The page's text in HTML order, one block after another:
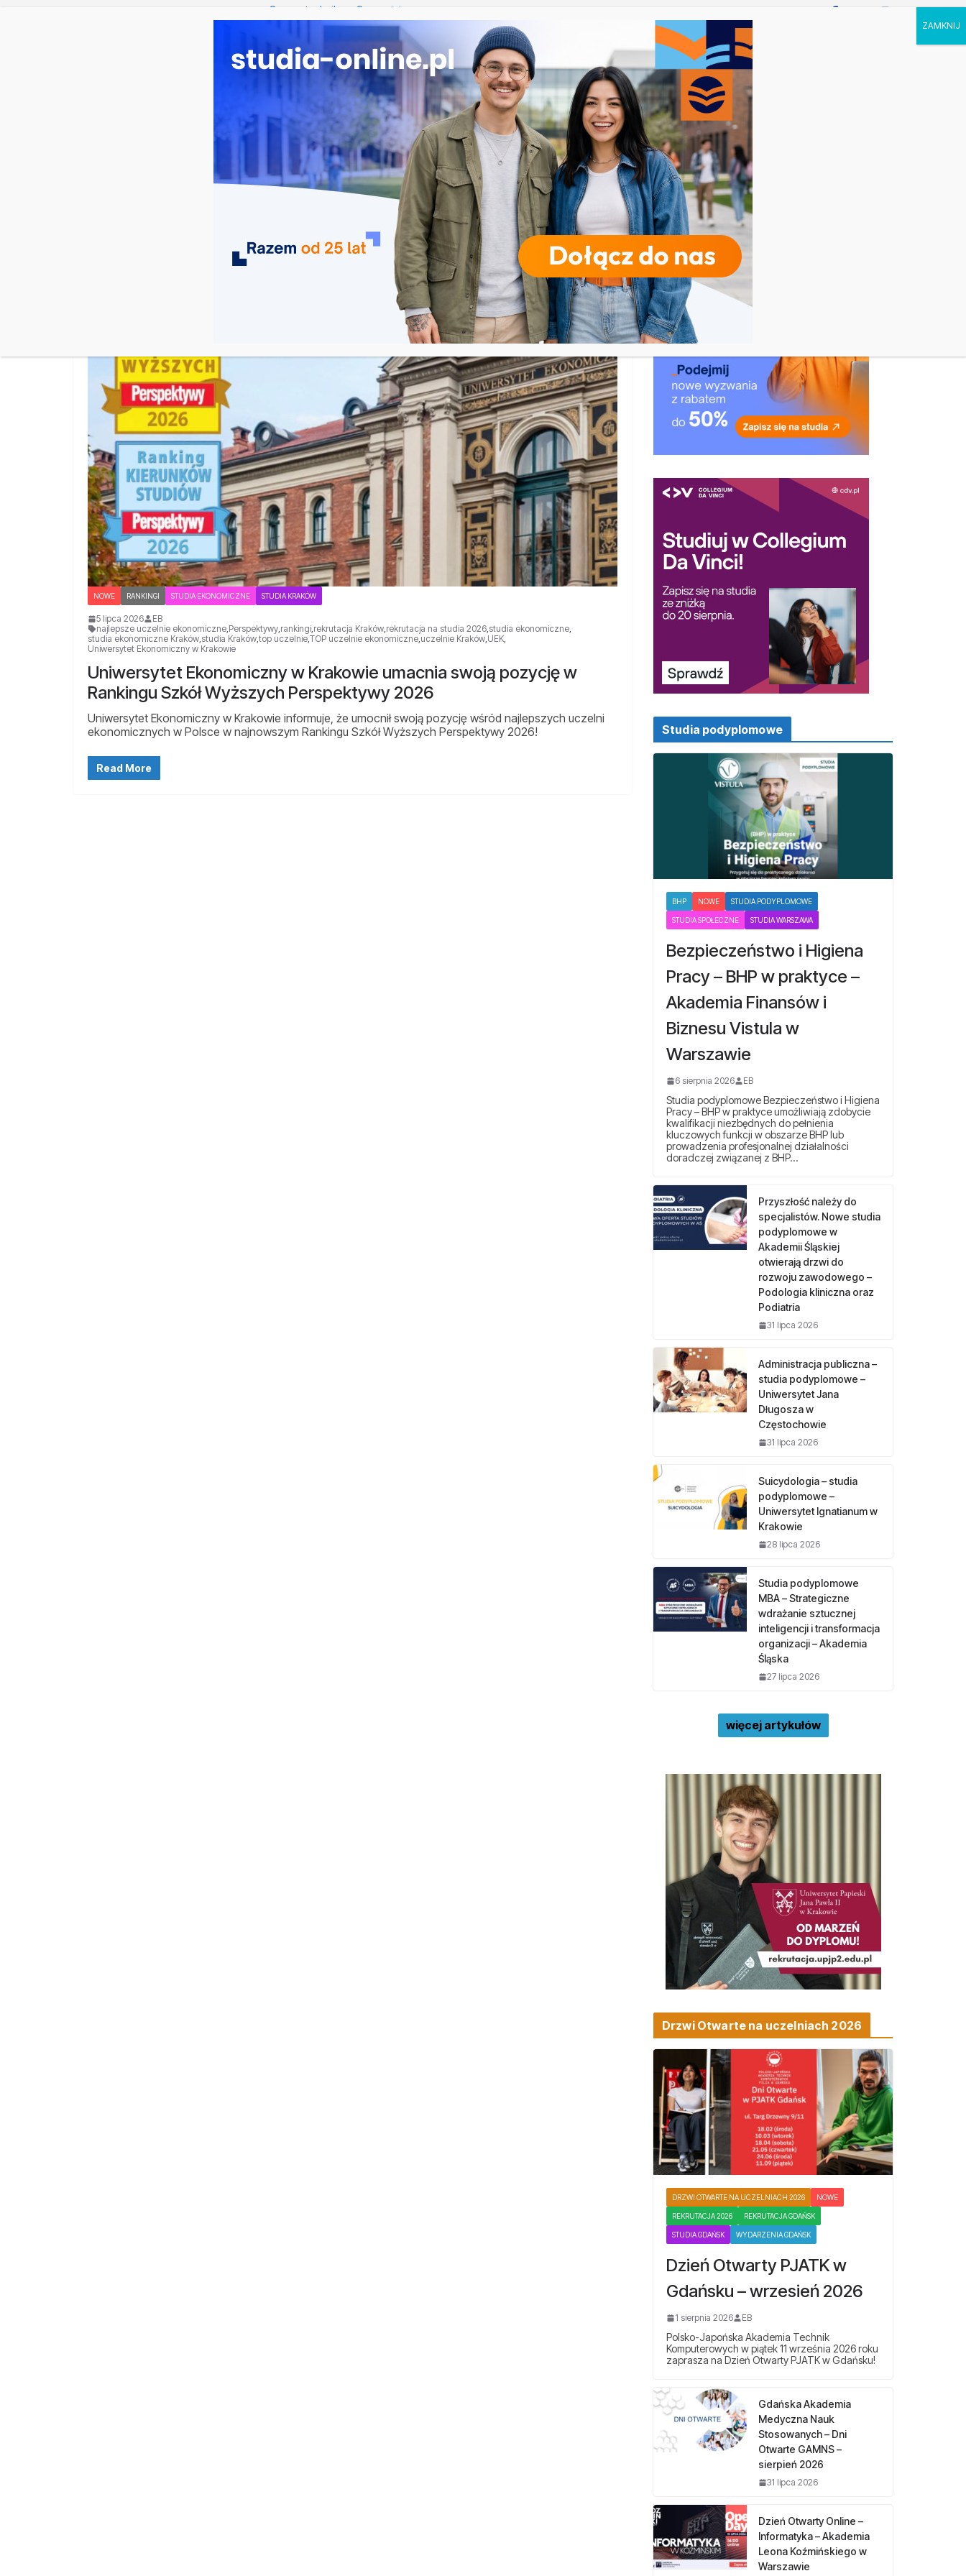
Dodatkowa rekrutacja na studia na UJD – Uniwersytet Jana
Długosza w Częstochowie
Biotechnologia – Uniwersytet Przyrodniczy w Poznaniu
Zarządzanie w turystyce w Katowicach
Turystyka – Uniwersytet Wrocławski
UCZELNIE KIERUNKI RODZAJE STUDIÓW REKRUTACJA DRZWI OTWARTE TOP STUDIA KALENDARZ
najlepsze uczelnie ekonomiczne
NOWE RANKINGI STUDIA EKONOMICZNE STUDIA KRAKÓW
5 lipca 2026
EB
najlepsze uczelnie ekonomiczne Perspektywy rankingi rekrutacja Kraków rekrutacja na studia 2026 studia ekonomiczne
studia ekonomiczne Kraków studia Kraków top uczelnie TOP uczelnie ekonomiczne uczelnie Kraków UEK
Uniwersytet Ekonomiczny w Krakowie
Uniwersytet Ekonomiczny w Krakowie umacnia swoją pozycję w
Rankingu Szkół Wyższych Perspektywy 2026
Uniwersytet Ekonomiczny w Krakowie informuje, że umocnił swoją pozycję wśród najlepszych uczelni
ekonomicznych w Polsce w najnowszym Rankingu Szkół Wyższych Perspektywy 2026!
Read More
Studia podyplomowe
BHP NOWE STUDIA PODYPLOMOWE
STUDIA SPOŁECZNE STUDIA WARSZAWA
Bezpieczeństwo i Higiena
Pracy – BHP w praktyce –
Akademia Finansów i
Biznesu Vistula w
Warszawie
6 sierpnia 2026 EB
Studia podyplomowe Bezpieczeństwo i Higiena
Pracy – BHP w praktyce umożliwiają zdobycie
kwalifikacji niezbędnych do pełnienia
kluczowych funkcji w obszarze BHP lub
prowadzenia profesjonalnej działalności
doradczej związanej z BHP…
Przyszłość należy do
specjalistów. Nowe studia
podyplomowe w
Akademii Śląskiej
otwierają drzwi do
rozwoju zawodowego –
Podologia kliniczna oraz
Podiatria
31 lipca 2026
Administracja publiczna –
studia podyplomowe –
Uniwersytet Jana
Długosza w
Częstochowie
31 lipca 2026
Suicydologia – studia
podyplomowe –
Uniwersytet Ignatianum w
Krakowie
28 lipca 2026
Studia podyplomowe
MBA – Strategiczne
wdrażanie sztucznej
inteligencji i transformacja
organizacji – Akademia
Śląska
27 lipca 2026
więcej artykułów
Drzwi Otwarte na uczelniach 2026
DRZWI OTWARTE NA UCZELNIACH 2026 NOWE
REKRUTACJA 2026 REKRUTACJA GDAŃSK
STUDIA GDAŃSK WYDARZENIA GDAŃSK
Dzień Otwarty PJATK w
Gdańsku – wrzesień 2026
1 sierpnia 2026 EB
Polsko-Japońska Akademia Technik
Komputerowych w piątek 11 września 2026 roku
zaprasza na Dzień Otwarty PJATK w Gdańsku!
Gdańska Akademia
Medyczna Nauk
Stosowanych – Dni
Otwarte GAMNS –
sierpień 2026
31 lipca 2026
Dzień Otwarty Online –
Informatyka – Akademia
Leona Koźmińskiego w
Warszawie